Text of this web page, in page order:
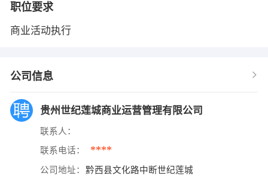
职位要求
商业活动执行
公司信息
贵州世纪莲城商业运营管理有限公司
联系人：
联系电话： ****
公司地址： 黔西县文化路中断世纪莲城